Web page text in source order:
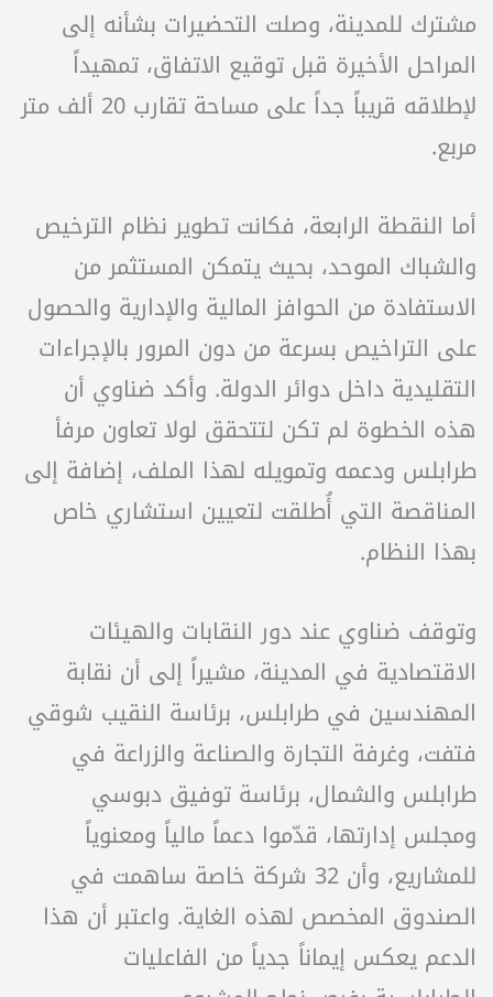
مشترك للمدينة، وصلت التحضيرات بشأنه إلى
المراحل الأخيرة قبل توقيع الاتفاق، تمهيداً
لإطلاقه قريباً جداً على مساحة تقارب 20 ألف متر
مربع.
أما النقطة الرابعة، فكانت تطوير نظام الترخيص
والشباك الموحد، بحيث يتمكن المستثمر من
الاستفادة من الحوافز المالية والإدارية والحصول
على التراخيص بسرعة من دون المرور بالإجراءات
التقليدية داخل دوائر الدولة. وأكد ضناوي أن
هذه الخطوة لم تكن لتتحقق لولا تعاون مرفأ
طرابلس ودعمه وتمويله لهذا الملف، إضافة إلى
المناقصة التي أُطلقت لتعيين استشاري خاص
بهذا النظام.
وتوقف ضناوي عند دور النقابات والهيئات
الاقتصادية في المدينة، مشيراً إلى أن نقابة
المهندسين في طرابلس، برئاسة النقيب شوقي
فتفت، وغرفة التجارة والصناعة والزراعة في
طرابلس والشمال، برئاسة توفيق دبوسي
ومجلس إدارتها، قدّموا دعماً مالياً ومعنوياً
للمشاريع، وأن 32 شركة خاصة ساهمت في
الصندوق المخصص لهذه الغاية. واعتبر أن هذا
الدعم يعكس إيماناً جدياً من الفاعليات